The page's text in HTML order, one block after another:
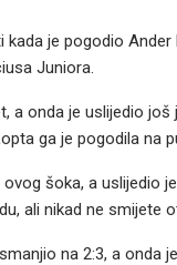
je pogodio
Juniora.
a onda je uslijedio
ga je pogodila na
šoka, a uslijedio
ali nikad ne smijete
na 2:3, a onda